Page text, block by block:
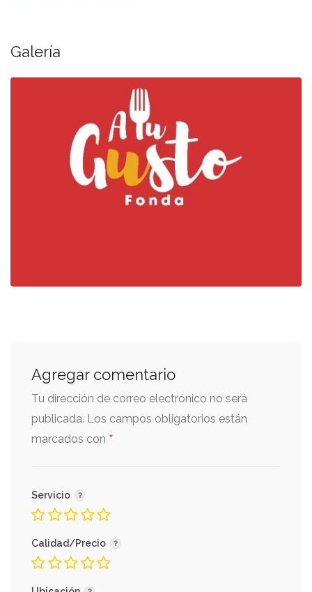
Galería
Agregar comentario
Tu dirección de correo electrónico no será
publicada. Los campos obligatorios están
marcados con *
Servicio
Calidad/Precio